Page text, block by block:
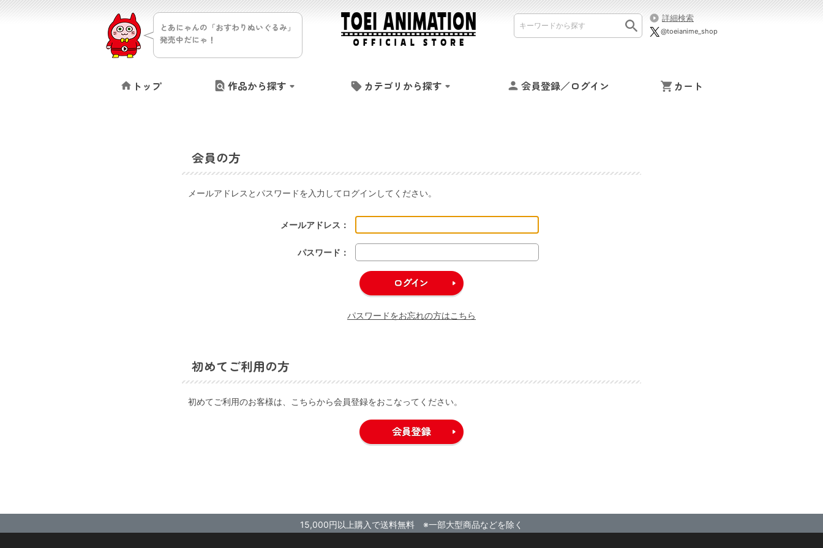
とあにゃんの「おすわりぬいぐるみ」
発売中だにゃ！
詳細検索
@toeianime_shop
トップ 作品から探す カテゴリから探す 会員登録／ログイン カート
会員の方
メールアドレスとパスワードを入力してログインしてください。
メールアドレス：
パスワード：
パスワードをお忘れの方はこちら
初めてご利用の方
初めてご利用のお客様は、こちらから会員登録をおこなってください。
15,000円以上購入で送料無料 ※一部大型商品などを除く